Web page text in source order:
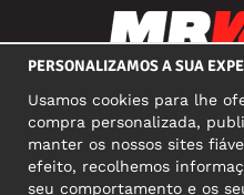
MORADA
PERSONALIZAMOS A SUA
Usamos cookies para lhe
compra personalizada,
manter os nossos sites
efeito, recolhemos
seu comportamento e os